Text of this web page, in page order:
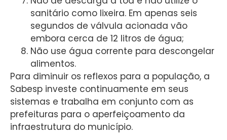
sanitário como lixeira. Em apenas seis
segundos de válvula acionada vão
embora cerca de 12 litros de água;
Não use água corrente para descongelar
alimentos.
Para diminuir os reflexos para a população, a
Sabesp investe continuamente em seus
sistemas e trabalha em conjunto com as
prefeituras para o aperfeiçoamento da
infraestrutura do município.